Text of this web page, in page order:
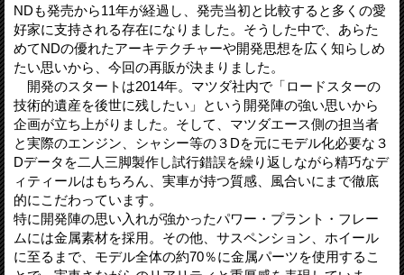
NDも発売から11年が経過し、発売当初と比較すると多くの愛
好家に支持される存在になりました。そうした中で、あらた
めてNDの優れたアーキテクチャーや開発思想を広く知らしめ
たい思いから、今回の再販が決まりました。
開発のスタートは2014年。マツダ社内で「ロードスターの
技術的遺産を後世に残したい」という開発陣の強い思いから
企画が立ち上がりました。そして、マツダエース側の担当者
と実際のエンジン、シャシー等の３Dを元にモデル化必要な３
Dデータを二人三脚製作し試行錯誤を繰り返しながら精巧なデ
ィティールはもちろん、実車が持つ質感、風合いにまで徹底
的にこだわっています。
特に開発陣の思い入れが強かったパワー・プラント・フレー
ムには金属素材を採用。その他、サスペンション、ホイール
に至るまで、モデル全体の約70％に金属パーツを使用するこ